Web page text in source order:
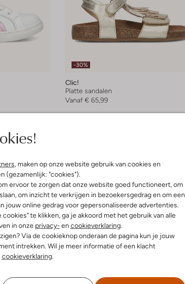
, maken op onze website gebruik van cookies en
(gezamenlijk: "cookies").
ervoor te zorgen dat onze website goed functioneert, om
om inzicht te verkrijgen in bezoekersgedrag en om een
jouw online gedrag voor gepersonaliseerde advertenties.
te klikken, ga je akkoord met het gebruik van alle
in onze privacy- en cookieverklaring.
Via de cookieknop onderaan de pagina kun je jouw
intrekken. Wil je meer informatie of een klacht
cookieverklaring.
-30%
Clic!
Platte sandalen
Vanaf € 65,99